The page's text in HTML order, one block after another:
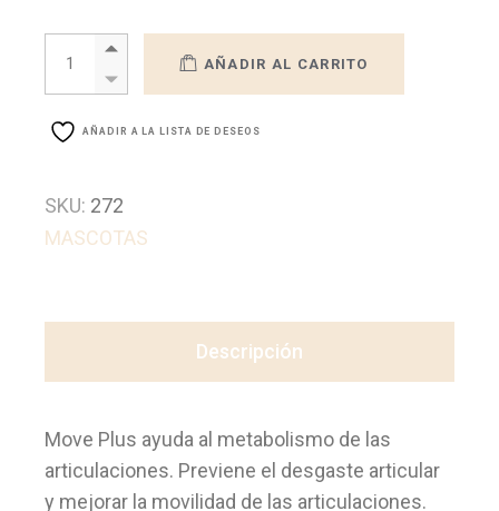
ANIMALLY MOVE PLUS SUPLEMENTO ALIMENTICIO quantity
AÑADIR AL CARRITO
AÑADIR A LA LISTA DE DESEOS
SKU: 272
MASCOTAS
Descripción
Move Plus ayuda al metabolismo de las
articulaciones. Previene el desgaste articular
y mejorar la movilidad de las articulaciones.